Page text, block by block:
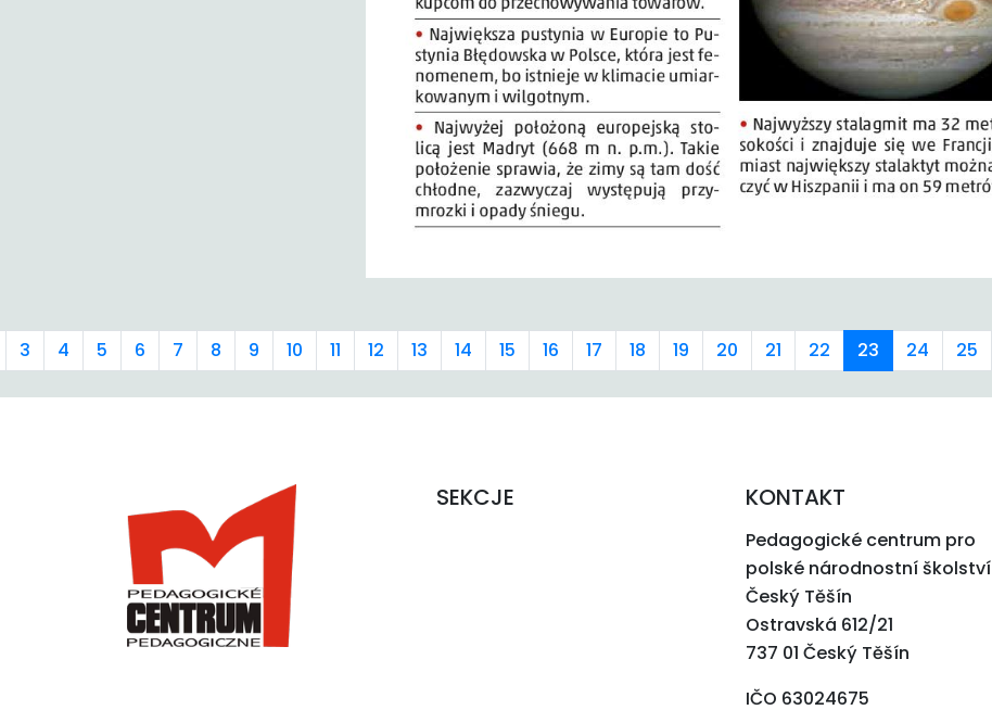
3 4 5 6 7 8 9 10 11 12 13 14 15 16 17 18 19 20 21 22 23 24 25
SEKCJE KONTAKT
Pedagogické centrum pro
polské národnostní školství
Český Těšín
Ostravská 612/21
737 01 Český Těšín
IČO 63024675